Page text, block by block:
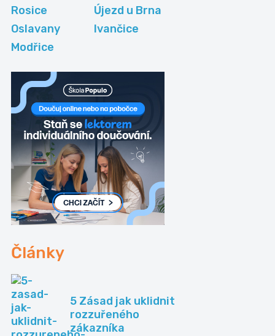
Rosice
Újezd u Brna
Oslavany
Ivančice
Modřice
Články
5 Zásad jak uklidnit
rozzuřeného
zákazníka